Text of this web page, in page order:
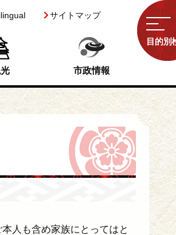
サイトマップ
市政情報
目的別
人も含め家族にとってはと